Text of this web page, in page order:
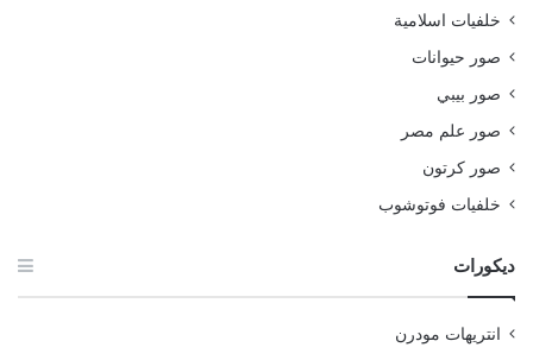
خلفيات اسلامية
صور حيوانات
صور بيبي
صور علم مصر
صور كرتون
خلفيات فوتوشوب
ديكورات
انتريهات مودرن